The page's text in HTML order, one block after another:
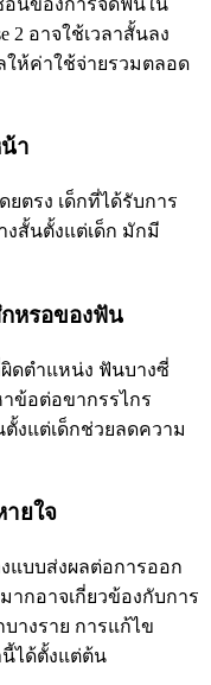
2 อาจใช้เวลาสั้นลง
ให้ค่าใช้จ่ายรวมตลอด
า
ตรง เด็กที่ได้รับการ
สั้นตั้งแต่เด็ก มักมี
กหรอของฟัน
ดตำแหน่ง ฟันบางซี่
ข้อต่อขากรรไกร
งแต่เด็กช่วยลดความ
ายใจ
แบบส่งผลต่อการออก
ากอาจเกี่ยวข้องกับการ
างราย การแก้ไข
ได้ตั้งแต่ต้น